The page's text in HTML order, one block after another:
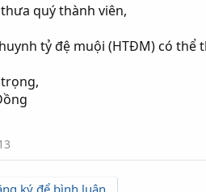
quý thành viên,
tỷ đệ muội (HTĐM) có thể
ký để bình luận.